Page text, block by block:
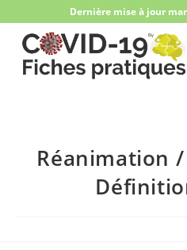
content
Dernière mise à jour
Réanimation